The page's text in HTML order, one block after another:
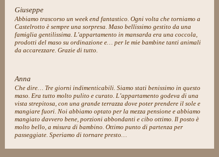
Giuseppe
Abbiamo trascorso un week end fantastico. Ogni volta che torniamo a
Castelrotto è sempre una sorpresa. Maso bellissimo gestito da una
famiglia gentilissima. L’appartamento in mansarda era una coccola,
prodotti del maso su ordinazione e… per le mie bambine tanti animali
da accarezzare. Grazie di tutto.
Anna
Che dire… Tre giorni indimenticabili. Siamo stati benissimo in questo
maso. Era tutto molto pulito e curato. L’appartamento godeva di una
vista strepitosa, con una grande terrazza dove poter prendere il sole e
mangiare fuori. Noi abbiamo optato per la mezza pensione e abbiamo
mangiato davvero bene, porzioni abbondanti e cibo ottimo. Il posto è
molto bello, a misura di bambino. Ottimo punto di partenza per
passeggiate. Speriamo di tornare presto…